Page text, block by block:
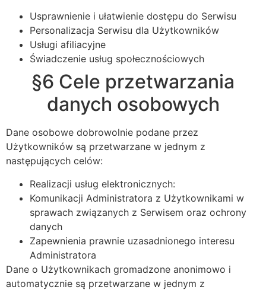
Usprawnienie i ułatwienie dostępu do Serwisu
Personalizacja Serwisu dla Użytkowników
Usługi afiliacyjne
Świadczenie usług społecznościowych
§6 Cele przetwarzania
danych osobowych
Dane osobowe dobrowolnie podane przez
Użytkowników są przetwarzane w jednym z
następujących celów:
Realizacji usług elektronicznych:
Komunikacji Administratora z Użytkownikami w
sprawach związanych z Serwisem oraz ochrony
danych
Zapewnienia prawnie uzasadnionego interesu
Administratora
Dane o Użytkownikach gromadzone anonimowo i
automatycznie są przetwarzane w jednym z